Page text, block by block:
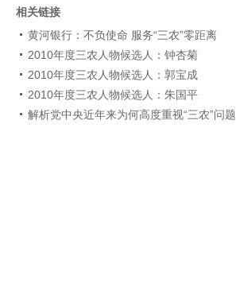
相关链接
黄河银行：不负使命 服务“三农”零距离
2010年度三农人物候选人：钟杏菊
2010年度三农人物候选人：郭宝成
2010年度三农人物候选人：朱国平
解析党中央近年来为何高度重视“三农”问题